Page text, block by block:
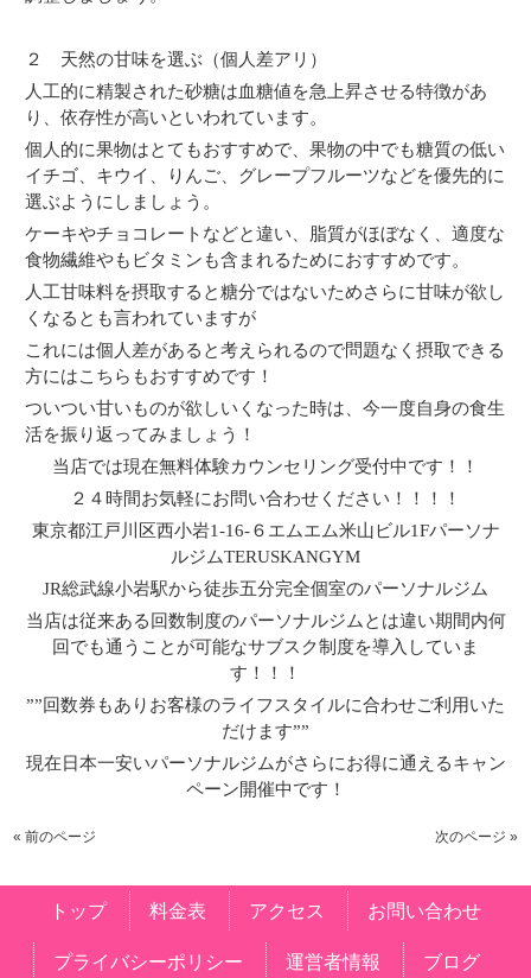
２ 天然の甘味を選ぶ（個人差アリ）
人工的に精製された砂糖は血糖値を急上昇させる特徴があ
り、依存性が高いといわれています。
個人的に果物はとてもおすすめで、果物の中でも糖質の低い
イチゴ、キウイ、りんご、グレープフルーツなどを優先的に
選ぶようにしましょう。
ケーキやチョコレートなどと違い、脂質がほぼなく、適度な
食物繊維やもビタミンも含まれるためにおすすめです。
人工甘味料を摂取すると糖分ではないためさらに甘味が欲し
くなるとも言われていますが
これには個人差があると考えられるので問題なく摂取できる
方にはこちらもおすすめです！
ついつい甘いものが欲しいくなった時は、今一度自身の食生
活を振り返ってみましょう！
当店では現在無料体験カウンセリング受付中です！！
２４時間お気軽にお問い合わせください！！！！
東京都江戸川区西小岩1-16-６エムエム米山ビル1Fパーソナ
ルジムTERUSKANGYM
JR総武線小岩駅から徒歩五分完全個室のパーソナルジム
当店は従来ある回数制度のパーソナルジムとは違い期間内何
回でも通うことが可能なサブスク制度を導入していま
す！！！
””回数券もありお客様のライフスタイルに合わせご利用いた
だけます””
現在日本一安いパーソナルジムがさらにお得に通えるキャン
ペーン開催中です！
« 前のページ 次のページ »
トップ 料金表 アクセス お問い合わせ
プライバシーポリシー 運営者情報 ブログ